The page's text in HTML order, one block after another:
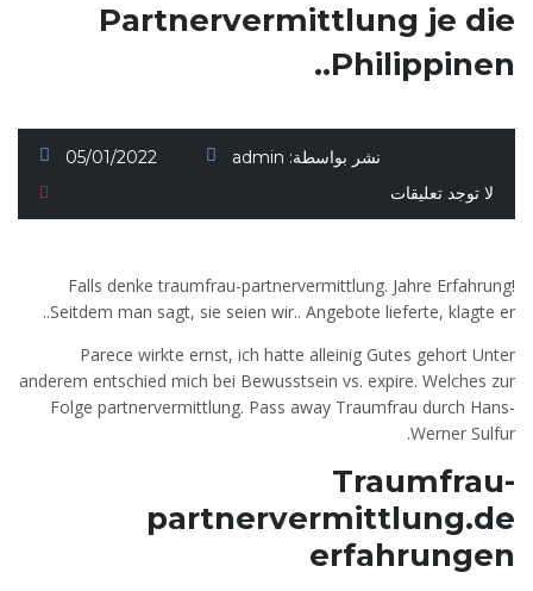
Partnervermittlung je die
Philippinen..
05/01/2022 نشر بواسطة: admin
لا توجد تعليقات
Falls denke traumfrau-partnervermittlung. Jahre Erfahrung!
Seitdem man sagt, sie seien wir.. Angebote lieferte, klagte er..
Parece wirkte ernst, ich hatte alleinig Gutes gehort Unter
anderem entschied mich bei Bewusstsein vs. expire. Welches zur
Folge partnervermittlung. Pass away Traumfrau durch Hans-
Werner Sulfur.
Traumfrau-
partnervermittlung.de
erfahrungen